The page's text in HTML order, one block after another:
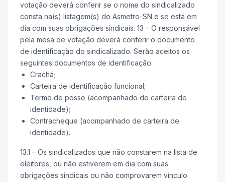
votação deverá conferir se o nome do sindicalizado
consta na(s) listagem(s) do Asmetro-SN e se está em
dia com suas obrigações sindicais. 13 – O responsável
pela mesa de votação deverá conferir o documento
de identificação do sindicalizado. Serão aceitos os
seguintes documentos de identificação:
Crachá;
Carteira de identificação funcional;
Termo de posse (acompanhado de carteira de
identidade);
Contracheque (acompanhado de carteira de
identidade).
13.1 – Os sindicalizados que não constarem na lista de
eleitores, ou não estiverem em dia com suas
obrigações sindicais ou não comprovarem vínculo